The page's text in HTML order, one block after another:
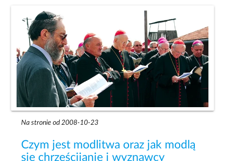
Na stronie od 2008-10-23
Czym jest modlitwa oraz jak modlą
się chrześcijanie i wyznawcy